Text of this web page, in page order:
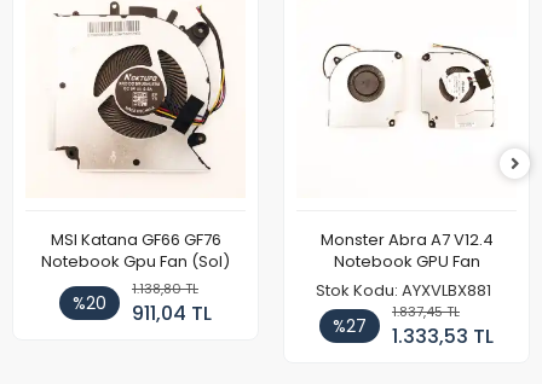
MSI Katana GF66 GF76
Notebook Gpu Fan (Sol)
%20
1.138,80 TL
911,04 TL
Monster Abra A7 V12.4
Notebook GPU Fan
Stok Kodu: AYXVLBX881
%27
1.837,45 TL
1.333,53 TL